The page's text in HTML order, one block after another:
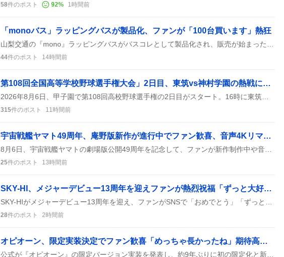
58件のポスト 92% 1時間前
「monoバス」ラッピングバスが製品化、ファンが「100台買います」熱狂
44件のポスト 14時間前
第108回全国高等学校野球選手権大会」2日目、東筑vs神村学園の熱戦にファン歓喜
315件のポスト 11時間前
宇宙戦艦ヤマト49周年、庵野版新作が進行中でファン歓喜、音声4Kリマスターや新CGも披露
25件のポスト 13時間前
SKY-HI、メジャーデビュー13周年を迎えファンが熱烈祝福「ずっと大好きです」
28件のポスト 2時間前
オピオーン、限定実装決定でファン歓喜「めっちゃ長かったね」期待高まる